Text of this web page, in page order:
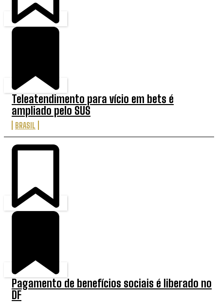
Teleatendimento para vício em bets é
ampliado pelo SUS
BRASIL
Pagamento de benefícios sociais é liberado no
DF